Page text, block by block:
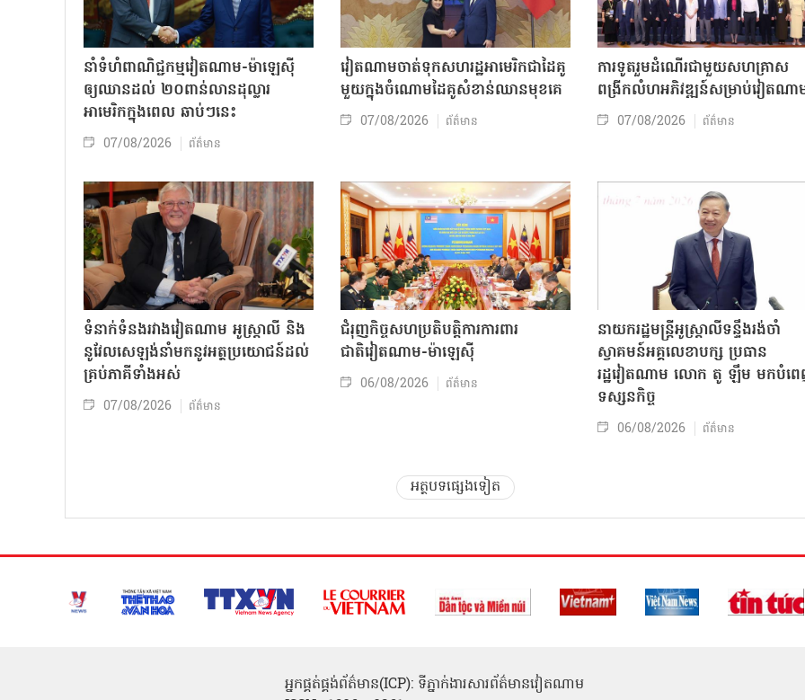
នាំទំហំពាណិជ្ជកម្មវៀតណាម-ម៉ាឡេស៊ី
ឲ្យឈានដល់ ២០ពាន់លានដុល្លារ
អាមេរិកក្នុងពេល ឆាប់ៗនេះ
07/08/2026 ព័ត៌មាន
វៀតណាមចាត់ទុកសហរដ្ឋអាមេរិកជាដៃគូ
មួយក្នុងចំណោមដៃគូសំខាន់ឈានមុខគេ
07/08/2026 ព័ត៌មាន
ការទូតរួមដំណើរជាមួយសហគ្រាស
ពង្រីកលំហអភិវឌ្ឍន៍សម្រាប់វៀតណា
07/08/2026 ព័ត៌មាន
ទំនាក់ទំនងរវាងវៀតណាម អូស្ត្រាលី និង
នូវែលសេឡង់នាំមកនូវអត្ថប្រយោជន៍ដល់
គ្រប់ភាគីទាំងអស់
07/08/2026 ព័ត៌មាន
ជំរុញកិច្ចសហប្រតិបត្តិការការពារ
ជាតិវៀតណាម-ម៉ាឡេស៊ី
06/08/2026 ព័ត៌មាន
នាយករដ្ឋមន្ត្រីអូស្ត្រាលីទន្ទឹងរង់ចាំ
ស្វាគមន៍អគ្គលេខាបក្ស ប្រធាន
រដ្ឋវៀតណាម លោក តូ ឡឹម មកបំព
ទស្សនកិច្ច
06/08/2026 ព័ត៌មាន
អត្ថបទផ្សេងទៀត
អ្នកផ្គត់ផ្គង់ព័ត៌មាន(ICP): ទីភ្នាក់ងារសារព័ត៌មានវៀតណាម